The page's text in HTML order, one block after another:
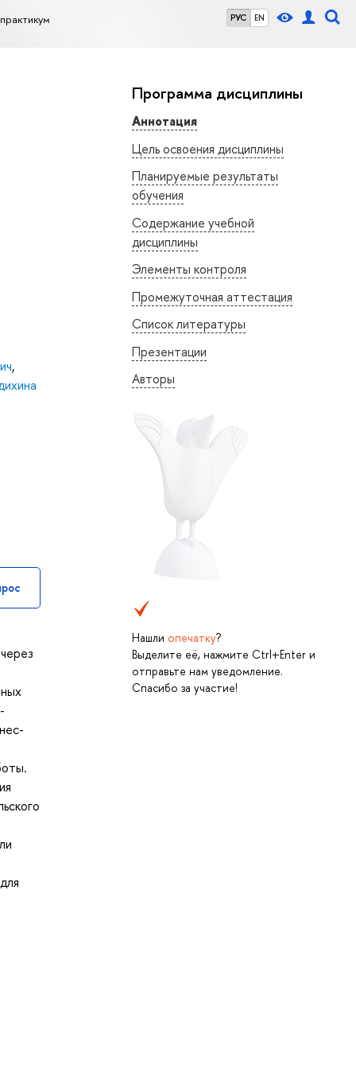
РУС EN
Программа дисциплины
Аннотация
Цель освоения дисциплины
Планируемые результаты
обучения
Содержание учебной
дисциплины
Элементы контроля
Промежуточная аттестация
Список литературы
Презентации
Авторы
Нашли опечатку?
Выделите её, нажмите Ctrl+Enter и
отправьте нам уведомление.
Спасибо за участие!
,